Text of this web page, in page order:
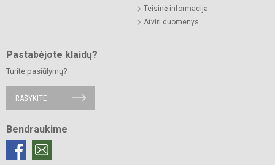
Teisinė informacija
Atviri duomenys
Pastabėjote klaidų?
Turite pasiūlymų?
RAŠYKITE
Bendraukime